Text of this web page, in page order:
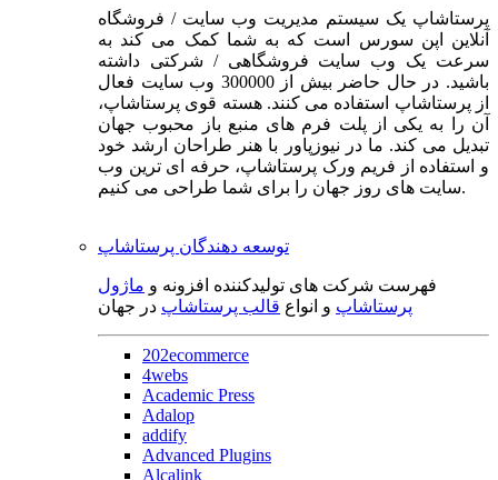
پرستاشاپ یک سیستم مدیریت وب سایت / فروشگاه
آنلاین اپن سورس است که به شما کمک می کند به
سرعت یک وب سایت فروشگاهی / شرکتی داشته
باشید. در حال حاضر بیش از 300000 وب سایت فعال
از پرستاشاپ استفاده می کنند. هسته قوی پرستاشاپ،
آن را به یکی از پلت فرم های منبع باز محبوب جهان
تبدیل می کند. ما در نیوزپاور با هنر طراحان ارشد خود
و استفاده از فریم ورک پرستاشاپ، حرفه ای ترین وب
سایت های روز جهان را برای شما طراحی می کنیم.
توسعه دهندگان پرستاشاپ
فهرست شرکت های تولیدکننده افزونه و ماژول
پرستاشاپ و انواع قالب پرستاشاپ در جهان
202ecommerce
4webs
Academic Press
Adalop
addify
Advanced Plugins
Alcalink